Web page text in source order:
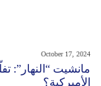
October 17, 2024
مانشيت “النهار”:
الأميركية؟